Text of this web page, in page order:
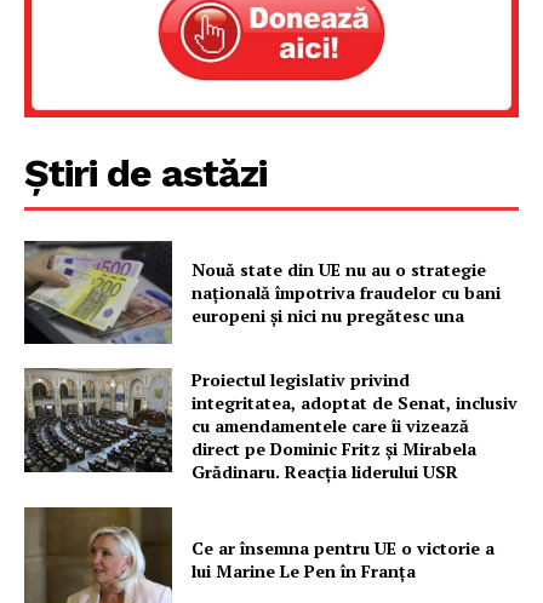
Un proiect
FREEDOM HOUSE ROMÂNIA
PRESShub
Despre noi / Echipa
Rețea
Contact
Știri de astăzi
Nouă state din UE nu au o strategie
națională împotriva fraudelor cu bani
europeni și nici nu pregătesc una
Proiectul legislativ privind
integritatea, adoptat de Senat, inclusiv
cu amendamentele care îi vizează
direct pe Dominic Fritz și Mirabela
Grădinaru. Reacția liderului USR
Ce ar însemna pentru UE o victorie a
lui Marine Le Pen în Franța